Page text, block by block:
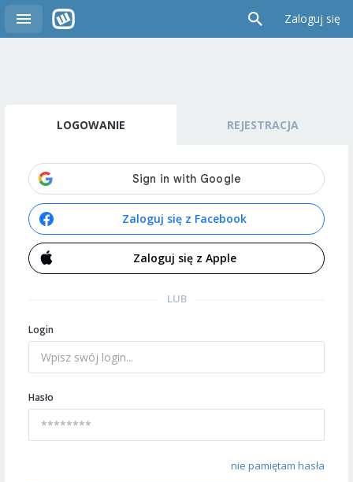
Zaloguj się
LOGOWANIE REJESTRACJA
Zaloguj się z Facebook
Zaloguj się z Apple
LUB
Login
Hasło
nie pamiętam hasła